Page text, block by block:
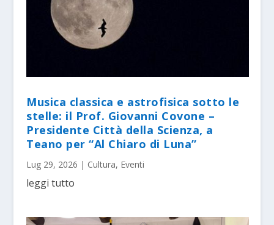
Musica classica e astrofisica sotto le
stelle: il Prof. Giovanni Covone –
Presidente Città della Scienza, a
Teano per “Al Chiaro di Luna”
Lug 29, 2026 | Cultura, Eventi
leggi tutto